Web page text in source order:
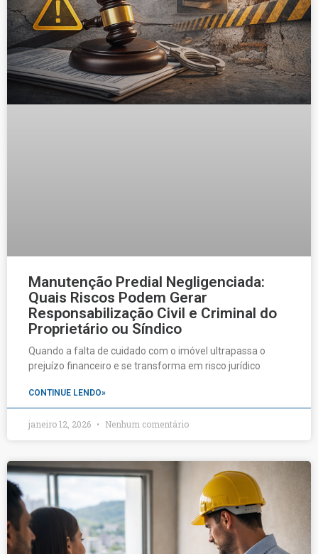
Manutenção Predial Negligenciada:
Quais Riscos Podem Gerar
Responsabilização Civil e Criminal do
Proprietário ou Síndico
Quando a falta de cuidado com o imóvel ultrapassa o
prejuízo financeiro e se transforma em risco jurídico
CONTINUE LENDO»
janeiro 12, 2026 Nenhum comentário